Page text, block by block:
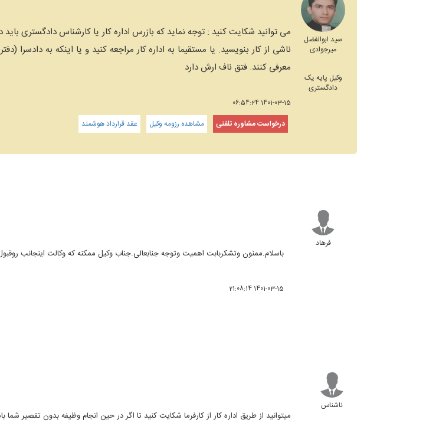
سید ابوالفضل
میرجوادی
وکیل پایه یک
دادگستری
می توانید شکایت کنید : توجه نماید که بازرس اداره کار یا کارشناس دادگستری
ناشی از کار بنویسید. یا مستقیما به اداره کار مراجعه کنید و یا اینکه به
معرفی کنند. فتق ناف ارش دارد
1401-03-15 06:54:24
درخواست مشاوره تلفنی مشاهده رزومه وکیل عقد قرارداد هوشمند
فرهاد
باسلام.ممنون وتشکربابت اهمیت وتوجه جنابعالی.جناب وکیل ممکنه که وکالت اینجانب
1401-03-15 21:08:14
ناشناس
میتوانید از طریق اداره کار از کارفرما شکایت کنید تا اگر در حین انجام وظیفه بدون تقصیر شما